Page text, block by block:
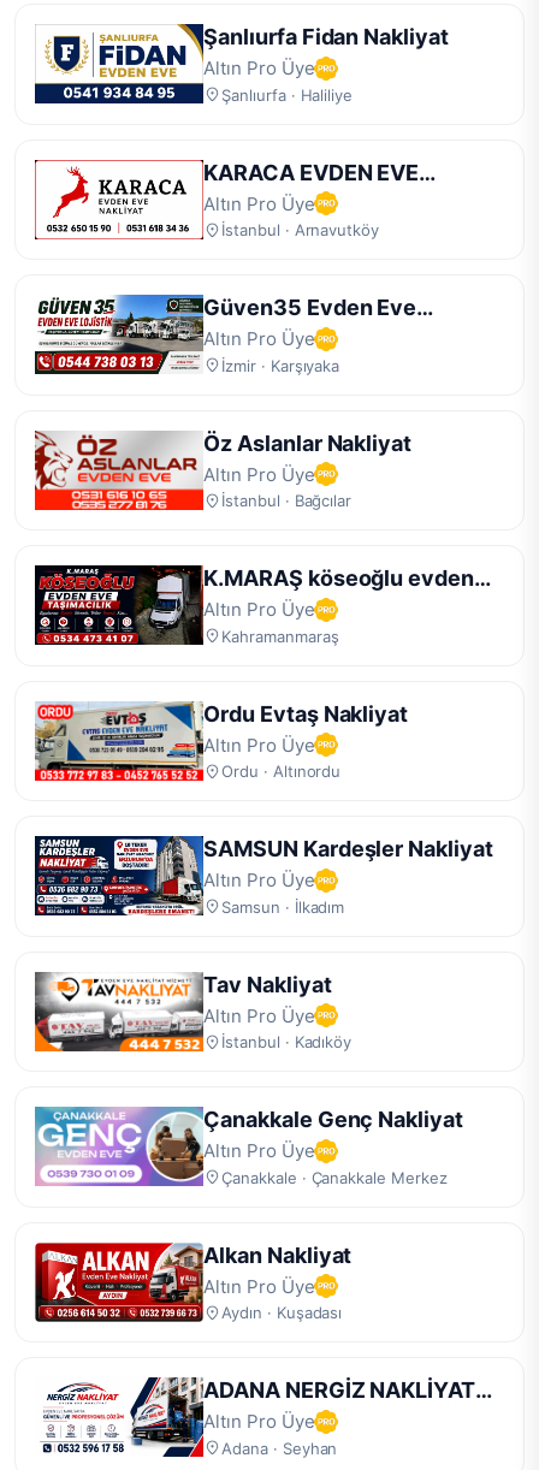
Şanlıurfa Fidan Nakliyat
Altın Pro Üye
Şanlıurfa · Haliliye
KARACA EVDEN EVE
NAKLİYAT
Altın Pro Üye
İstanbul · Arnavutköy
Güven35 Evden Eve
Taşımacılık
Altın Pro Üye
İzmir · Karşıyaka
Öz Aslanlar Nakliyat
Altın Pro Üye
İstanbul · Bağcılar
K.MARAŞ köseoğlu evden
eve
Altın Pro Üye
Kahramanmaraş
Ordu Evtaş Nakliyat
Altın Pro Üye
Ordu · Altınordu
SAMSUN Kardeşler Nakliyat
Altın Pro Üye
Samsun · İlkadım
Tav Nakliyat
Altın Pro Üye
İstanbul · Kadıköy
Çanakkale Genç Nakliyat
Altın Pro Üye
Çanakkale · Çanakkale Merkez
Alkan Nakliyat
Altın Pro Üye
Aydın · Kuşadası
ADANA NERGİZ NAKLİYAT
DEPOLAMA HİZMETLERİ
Altın Pro Üye
Adana · Seyhan